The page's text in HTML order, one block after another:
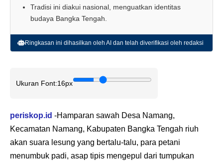
Tradisi ini diakui nasional, menguatkan identitas
budaya Bangka Tengah.
Ringkasan ini dihasilkan oleh AI dan telah diverifikasi oleh redaksi
Ukuran Font:16px
periskop.id -Hamparan sawah Desa Namang,
Kecamatan Namang, Kabupaten Bangka Tengah riuh
akan suara lesung yang bertalu-talu, para petani
menumbuk padi, asap tipis mengepul dari tumpukan